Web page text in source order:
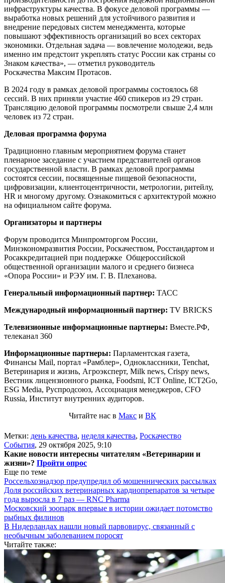
инфраструктуры качества. В фокусе деловой программы —
выработка новых решений для устойчивого развития и
внедрение передовых систем менеджмента, которые
повышают эффективность организаций во всех секторах
экономики. Отдельная задача — вовлечение молодежи, ведь
именно им предстоит укреплять статус России как страны со
Знаком качества», — отметил руководитель
Роскачества Максим Протасов.
В 2024 году в рамках деловой программы состоялось 68
сессий. В них приняли участие 460 спикеров из 29 стран.
Трансляцию деловой программы посмотрели свыше 2,4 млн
человек из 72 стран.
Деловая программа форума
Традиционно главным мероприятием форума станет
пленарное заседание с участием представителей органов
государственной власти. В рамках деловой программы
состоятся сессии, посвященные пищевой безопасности,
цифровизации, клиентоцентричности, метрологии, ритейлу,
HR и многому другому. Ознакомиться с архитектурой можно
на официальном сайте форума.
Организаторы и партнеры
Форум проводится Минпромторгом России,
Минэкономразвития России, Роскачеством, Росстандартом и
Росаккредитацией при поддержке Общероссийской
общественной организации малого и среднего бизнеса
«Опора России» и РЭУ им. Г. В. Плеханова.
Генеральный информационный партнер: ТАСС
Международный информационный партнер: TV BRICKS
Телевизионные информационные партнеры: Вместе.РФ,
телеканал 360
Информационные партнеры: Парламентская газета,
Финансы Mail, портал «Рамблер», Одноклассники, Tenchat,
Ветеринария и жизнь, Агроэксперт, Milk news, Crispy news,
Вестник лицензионного рынка, Foodsmi, ICT Online, ICT2Go,
ESG Media, Руспродсоюз, Ассоциация менеджеров, CFO
Russia, Институт внутренних аудиторов.
Читайте нас в Макс и ВК
Метки: день качества, неделя качества, Роскачество
События, 29 октября 2025, 9:10
Какие новости интересны читателям «Ветеринарии и
жизни»? Пройти опрос
Еще по теме
Россельхознадзор предупредил об мошеннических рассылках
Доля российских ветеринарных кардиопрепаратов за четыре
года выросла в 7 раз — RNC Pharma
Московский зоопарк впервые в истории ожидает потомство
рыбных филинов
В Нидерландах нашли новый парвовирус, связанный с
необычным заболеванием поросят
Читайте также: